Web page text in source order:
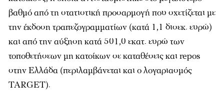
βαθμό από τη στατιστική προσαρμογή που σχετίζεται με
την έκδοση τραπεζογραμματίων (κατά 1,1 δισεκ. ευρώ)
και από την αύξηση κατά 501,0 εκατ. ευρώ των
τοποθετήσεων μη κατοίκων σε καταθέσεις και repos
στην Ελλάδα (περιλαμβάνεται και ο λογαριασμός
TARGET).